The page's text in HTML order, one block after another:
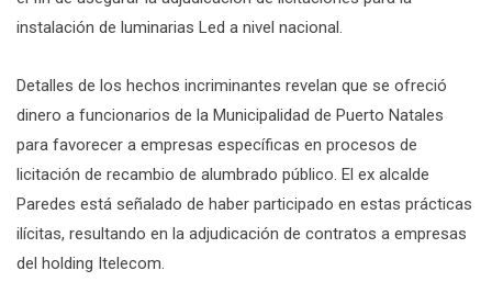
instalación de luminarias Led a nivel nacional.
Detalles de los hechos incriminantes revelan que se ofreció
dinero a funcionarios de la Municipalidad de Puerto Natales
para favorecer a empresas específicas en procesos de
licitación de recambio de alumbrado público. El ex alcalde
Paredes está señalado de haber participado en estas prácticas
ilícitas, resultando en la adjudicación de contratos a empresas
del holding Itelecom.